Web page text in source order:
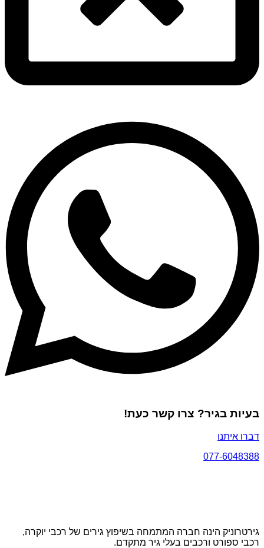
בעיות בגיר? צרו קשר כעת!
דברו איתנו
077-6048388
גירטרוניק הינה חברה המתמחה בשיפוץ גירים של רכבי יוקרה,
רכבי ספורט ורכבים בעלי גיר מתקדם.